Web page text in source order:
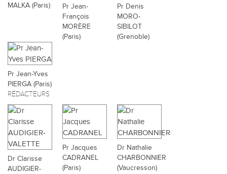
MALKA (Paris)
Pr Jean-
François
MORÈRE
(Paris)
Pr Denis
MORO-
SIBILOT
(Grenoble)
Pr Jean-Yves
PIERGA (Paris)
RÉDACTEURS
Dr Clarisse
AUDIGIER-
Pr Jacques
CADRANEL
(Paris)
Dr Nathalie
CHARBONNIER
(Vaucresson)